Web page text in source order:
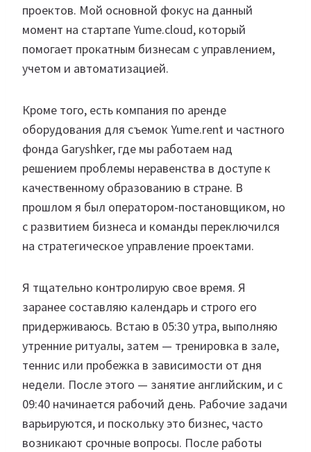
проектов. Мой основной фокус на данный
момент на стартапе Yume.cloud, который
помогает прокатным бизнесам с управлением,
учетом и автоматизацией.
Кроме того, есть компания по аренде
оборудования для съемок Yume.rent и частного
фонда Garyshker, где мы работаем над
решением проблемы неравенства в доступе к
качественному образованию в стране. В
прошлом я был оператором-постановщиком, но
с развитием бизнеса и команды переключился
на стратегическое управление проектами.
Я тщательно контролирую свое время. Я
заранее составляю календарь и строго его
придерживаюсь. Встаю в 05:30 утра, выполняю
утренние ритуалы, затем — тренировка в зале,
теннис или пробежка в зависимости от дня
недели. После этого — занятие английским, и с
09:40 начинается рабочий день. Рабочие задачи
варьируются, и поскольку это бизнес, часто
возникают срочные вопросы. После работы